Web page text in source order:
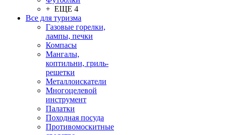
+ ЕЩЕ 4
Все для туризма
Газовые горелки,
лампы, печки
Компасы
Мангалы,
коптильни, гриль-
решетки
Металлоискатели
Многоцелевой
инструмент
Палатки
Походная посуда
Противомоскитные